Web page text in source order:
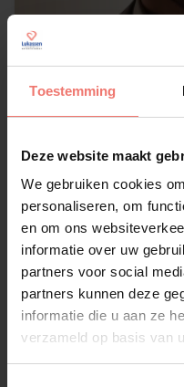
Toestemming
Deze website maakt
We gebruiken cookies
personaliseren, om
en om ons
informatie over uw
partners voor social
partners kunnen deze
informatie die u aan ze
verzameld op basis van
Roy van der
€ 895,-
Lees meer